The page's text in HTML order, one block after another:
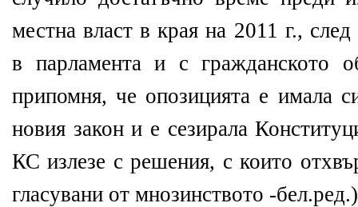
местна власт в края на 2011 г.,
в парламента и с гражданското
припомня, че опозицията е имала
новия закон и е сезирала
КС излезе с решения, с които
гласувани от мнозинството -бел.ред.)